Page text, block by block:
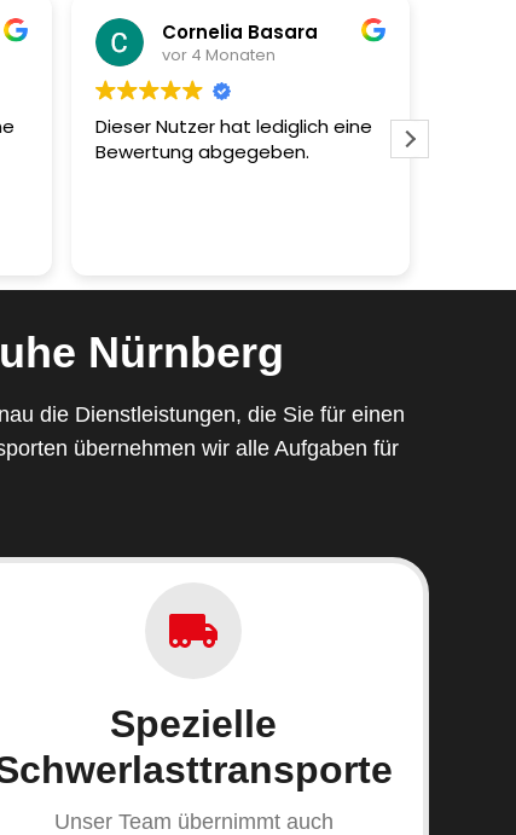
Cornelia Basara
vor 4 Monaten
Dieser Nutzer hat lediglich eine
Bewertung abgegeben.
Nürnberg
die Dienstleistungen, die Sie für einen
übernehmen wir alle Aufgaben für
Spezielle
Unser Team übernimmt auch